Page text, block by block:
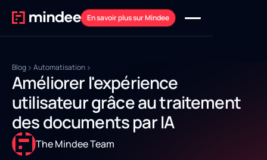
En savoir plus sur Mindee
Blog Automatisation
Améliorer l'expérience
utilisateur grâce au traitement
des documents par IA
The Mindee Team